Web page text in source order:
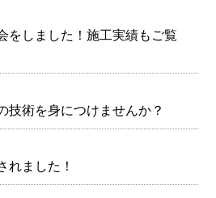
をしました！施工実績もご覧
技術を身につけませんか？
れました！